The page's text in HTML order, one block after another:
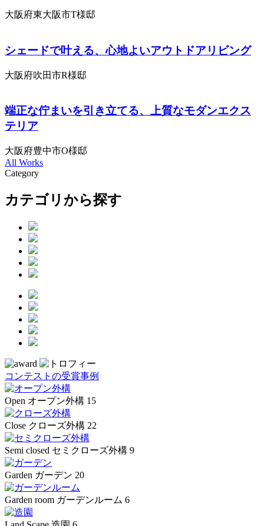
大阪府東大阪市T様邸
シェードで叶える、心地よいアウトドアリビング
大阪府吹田市R様邸
端正な佇まいを引き立てる、上質なモダンエクス
テリア
大阪府豊中市O様邸
All Works
Category
カテゴリから探す
コンテストの受賞事例
Open オープン外構 15
Close クローズ外構 22
Semi closed セミクローズ外構 9
Garden ガーデン 20
Garden room ガーデンルーム 6